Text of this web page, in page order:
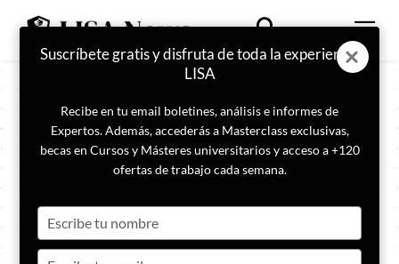
Suscríbete gratis y disfruta de toda la experiencia
LISA
Recibe en tu email boletines, análisis e informes de
Expertos. Además, accederás a Masterclass exclusivas,
becas en Cursos y Másteres universitarios y acceso a +120
ofertas de trabajo cada semana.
your
name